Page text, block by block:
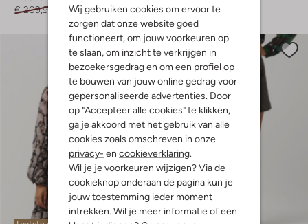
Wij gebruiken cookies om ervoor te
zorgen dat onze website goed
functioneert, om jouw voorkeuren op
te slaan, om inzicht te verkrijgen in
bezoekersgedrag en om een profiel op
te bouwen van jouw online gedrag voor
gepersonaliseerde advertenties. Door
op "Accepteer alle cookies" te klikken,
ga je akkoord met het gebruik van alle
cookies zoals omschreven in onze
privacy- en cookieverklaring
Wil je je voorkeuren wijzigen? Via de
cookieknop onderaan de pagina kun je
jouw toestemming ieder moment
intrekken. Wil je meer informatie of een
€ 209,95
€ 104,95
€ 179,95 € 89,95